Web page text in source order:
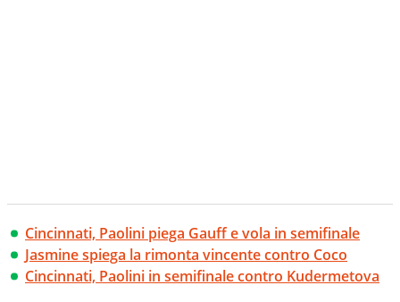
Cincinnati, Paolini piega Gauff e vola in semifinale
Jasmine spiega la rimonta vincente contro Coco
Cincinnati, Paolini in semifinale contro Kudermetova